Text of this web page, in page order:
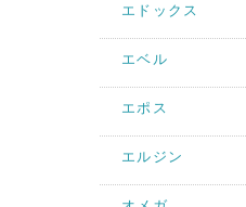
エドックス
エベル
エポス
エルジン